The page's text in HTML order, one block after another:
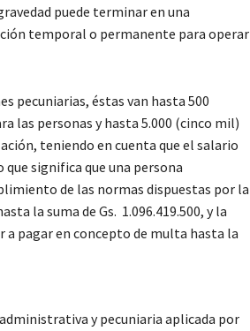
puede terminar en una
temporal o permanente para operar
pecuniarias, éstas van hasta 500
las personas y hasta 5.000 (cinco mil)
teniendo en cuenta que el salario
que significa que una persona
de las normas dispuestas por la
la suma de Gs. 1.096.419.500, y la
a pagar en concepto de multa hasta la
y pecuniaria aplicada por